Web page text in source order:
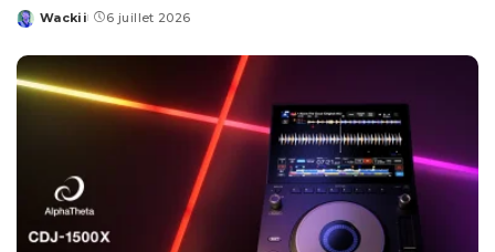
Posted
Wackii 6 juillet 2026